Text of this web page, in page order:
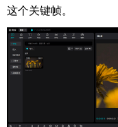
这个关键帧。